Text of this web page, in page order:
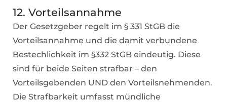
12. Vorteilsannahme
Der Gesetzgeber regelt im § 331 StGB die
Vorteilsannahme und die damit verbundene
Bestechlichkeit im §332 StGB eindeutig. Diese
sind für beide Seiten strafbar – den
Vorteilsgebenden UND den Vorteilsnehmenden.
Die Strafbarkeit umfasst mündliche